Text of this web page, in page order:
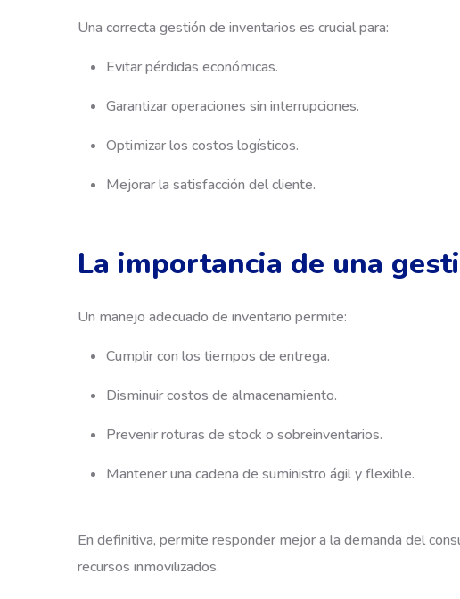
Una correcta gestión de inventarios es crucial para:
Evitar pérdidas económicas.
Garantizar operaciones sin interrupciones.
Optimizar los costos logísticos.
Mejorar la satisfacción del cliente.
La importancia de una
Un manejo adecuado de inventario permite:
Cumplir con los tiempos de entrega.
Disminuir costos de almacenamiento.
Prevenir roturas de stock o sobreinventarios.
Mantener una cadena de suministro ágil y flexible.
En definitiva, permite responder mejor a la demanda del
recursos inmovilizados.